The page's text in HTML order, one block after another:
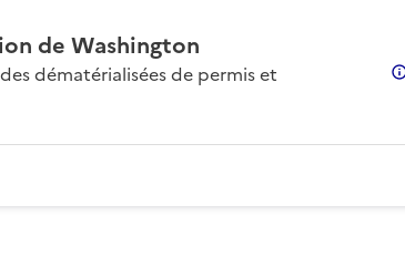
de Washington
dématérialisées de permis et